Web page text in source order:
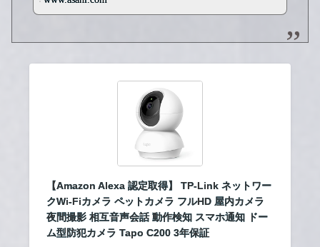
【Amazon Alexa 認定取得】 TP-Link ネットワー
クWi-Fiカメラ ペットカメラ フルHD 屋内カメラ
夜間撮影 相互音声会話 動作検知 スマホ通知 ドー
ム型防犯カメラ Tapo C200 3年保証